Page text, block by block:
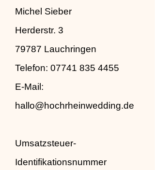
Michel Sieber
Herderstr. 3
79787 Lauchringen
Telefon: 07741 835 4455
E-Mail:
hallo@hochrheinwedding.de
Umsatzsteuer-
Identifikationsnummer